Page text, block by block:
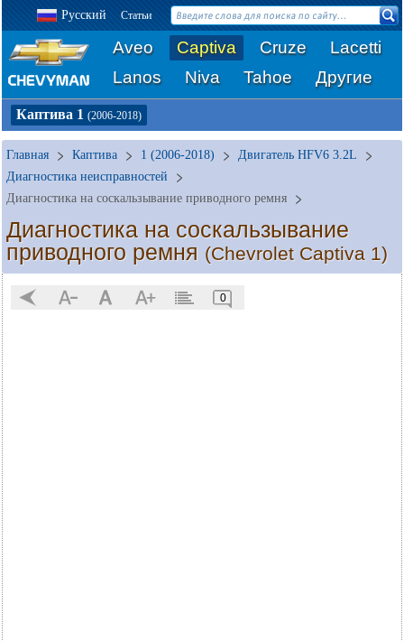
Русский Статьи
Aveo Captiva Cruze
Lacetti
Lanos
Niva Tahoe Другие
Каптива 1 (2006-2018)
Главная Каптива 1 (2006-2018)
Двигатель HFV6 3.2L
Диагностика неисправностей
Диагностика на соскальзывание приводного ремня
Диагностика на соскальзывание
приводного ремня (Chevrolet Captiva 1)
0